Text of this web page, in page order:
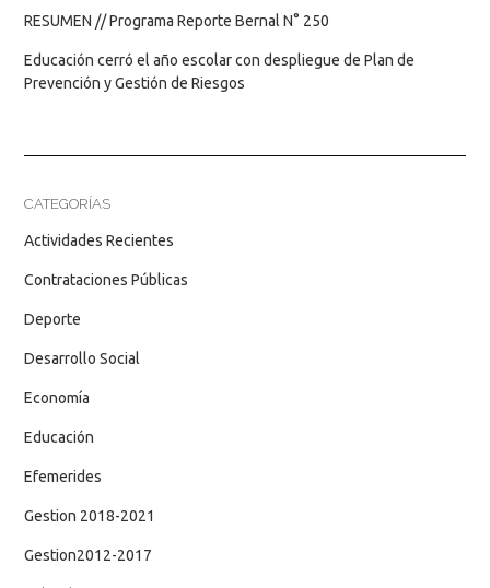
RESUMEN // Programa Reporte Bernal N° 250
Educación cerró el año escolar con despliegue de Plan de
Prevención y Gestión de Riesgos
CATEGORÍAS
Actividades Recientes
Contrataciones Públicas
Deporte
Desarrollo Social
Economía
Educación
Efemerides
Gestion 2018-2021
Gestion2012-2017